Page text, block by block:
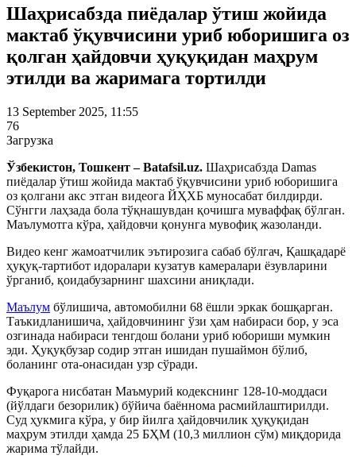
Шаҳрисабзда пиёдалар ўтиш жойида
мактаб ўқувчисини уриб юборишига оз
қолган ҳайдовчи ҳуқуқидан маҳрум
этилди ва жаримага тортилди
13 September 2025, 11:55
76
Загрузка
Ўзбекистон, Тошкент – Batafsil.uz. Шаҳрисабзда Damas
пиёдалар ўтиш жойида мактаб ўқувчисини уриб юборишига
оз қолгани акс этган видеога ЙҲХБ муносабат билдирди.
Сўнгги лаҳзада бола тўқнашувдан қочишга муваффақ бўлган.
Маълумотга кўра, ҳайдовчи қонунга мувофиқ жазоланди.
Видео кенг жамоатчилик эътирозига сабаб бўлгач, Қашқадарё
ҳуқуқ-тартибот идоралари кузатув камералари ёзувларини
ўрганиб, қоидабузарнинг шахсини аниқлади.
Маълум бўлишича, автомобилни 68 ёшли эркак бошқарган.
Таъкидланишича, ҳайдовчининг ўзи ҳам набираси бор, у эса
озгинада набираси тенгдош болани уриб юбориши мумкин
эди. Ҳуқуқбузар содир этган ишидан пушаймон бўлиб,
боланинг ота-онасидан узр сўради.
Фуқарога нисбатан Маъмурий кодекснинг 128-10-моддаси
(йўлдаги безорилик) бўйича баённома расмийлаштирилди.
Суд ҳукмига кўра, у бир йилга ҳайдовчилик ҳуқуқидан
маҳрум этилди ҳамда 25 БҲМ (10,3 миллион сўм) миқдорида
жарима тўлайди.